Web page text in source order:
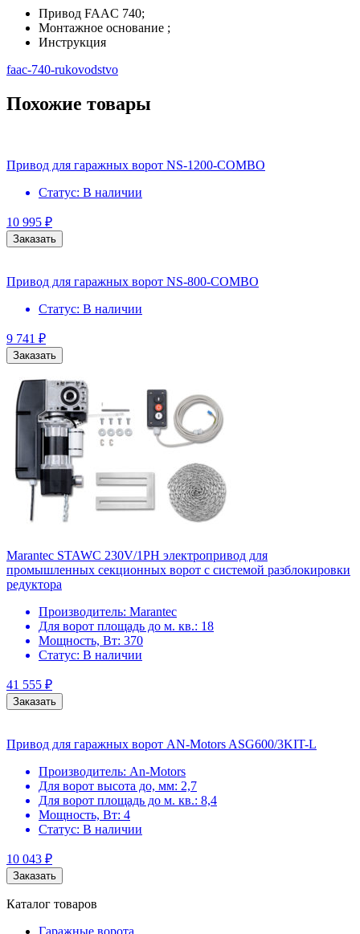
Привод FAAC 740;
Монтажное основание ;
Инструкция
faac-740-rukovodstvo
Похожие товары
Привод для гаражных ворот NS-1200-COMBO
Статус: В наличии
10 995 ₽
Заказать
Привод для гаражных ворот NS-800-COMBO
Статус: В наличии
9 741 ₽
Заказать
Marantec STAWC 230V/1PH электропривод для
промышленных секционных ворот с системой разблокировки
редуктора
Производитель: Marantec
Для ворот площадь до м. кв.: 18
Мощность, Вт: 370
Статус: В наличии
41 555 ₽
Заказать
Привод для гаражных ворот AN-Motors ASG600/3KIT-L
Производитель: An-Motors
Для ворот высота до, мм: 2,7
Для ворот площадь до м. кв.: 8,4
Мощность, Вт: 4
Статус: В наличии
10 043 ₽
Заказать
Каталог товаров
Гаражные ворота